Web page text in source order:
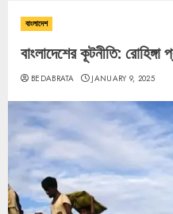
বাংলাদেশ
বাংলাদেশের কূটনীতি:
BEDABRATA JANUARY 9, 2025